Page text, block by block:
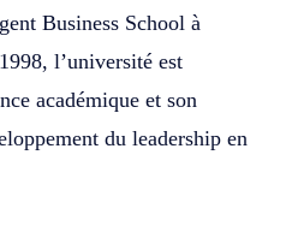
Business School à
l’université est
académique et son
du leadership en